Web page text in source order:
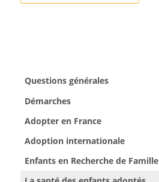
Questions générales
Démarches
Adopter en France
Adoption internationale
Enfants en Recherche de Famille